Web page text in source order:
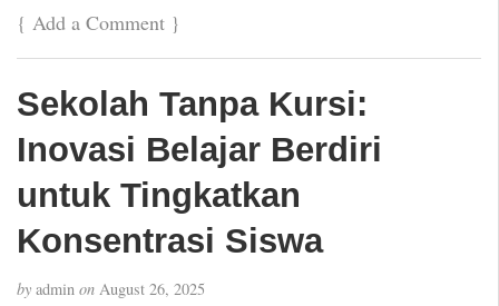
{ Add a Comment }
Sekolah Tanpa Kursi:
Inovasi Belajar Berdiri
untuk Tingkatkan
Konsentrasi Siswa
by admin on August 26, 2025